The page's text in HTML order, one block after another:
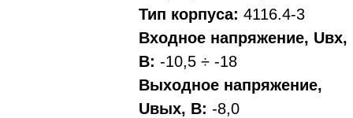
Тип корпуса: 4116.4-3
Входное напряжение, Uвх,
В: -10,5 ÷ -18
Выходное напряжение,
Uвых, В: -8,0